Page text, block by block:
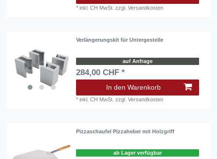
*inkl. CH MwSt. zzgl.Versandkosten
Verlängerungskit für Untergestelle
auf Anfrage
284,00 CHF *
In den Warenkorb
*inkl. CH MwSt. zzgl.Versandkosten
Pizzaschaufel Pizzaheber mit Holzgriff
ab Lager verfügbar